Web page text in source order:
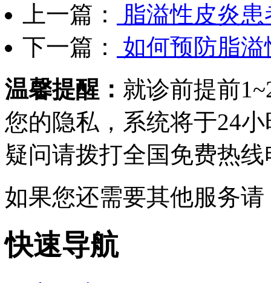
上一篇：
脂溢性皮炎
下一篇：
如何预防脂溢
温馨提醒： 就诊前提前
您的隐私，系统将于24
疑问请拨打全国免费热线
如果您还需要其他服务
快速导航